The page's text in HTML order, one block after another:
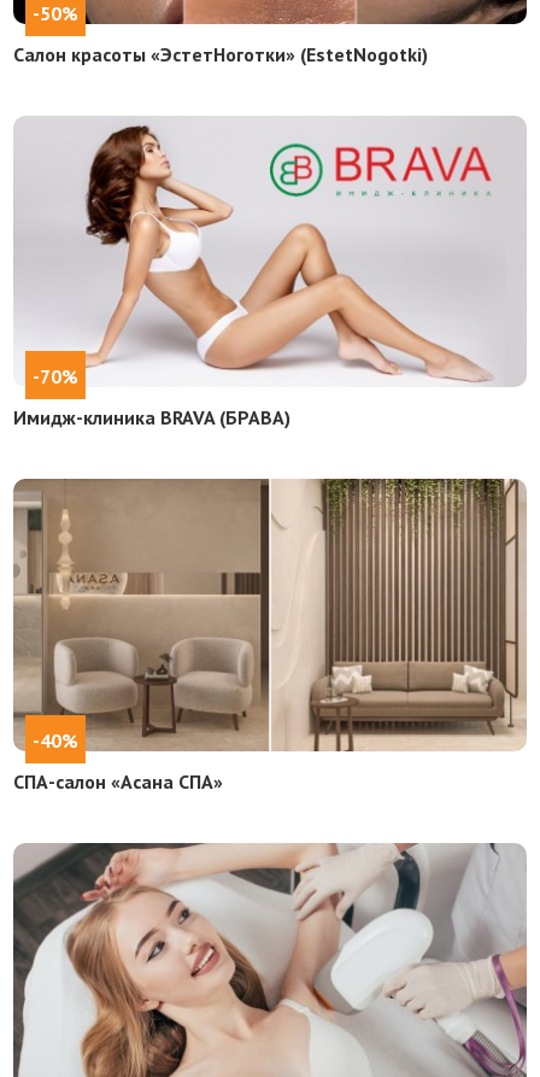
-50%
Салон красоты «ЭстетНоготки» (EstetNogotki)
-70%
Имидж-клиника BRAVA (БРАВА)
-40%
СПА-салон «Асана СПА»